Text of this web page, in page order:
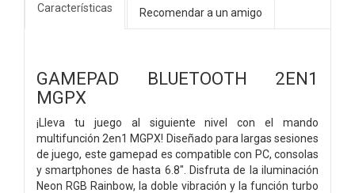
Características Recomendar a un amigo
GAMEPAD BLUETOOTH 2EN1
MGPX
¡Lleva tu juego al siguiente nivel con el mando
multifunción 2en1 MGPX! Diseñado para largas sesiones
de juego, este gamepad es compatible con PC, consolas
y smartphones de hasta 6.8". Disfruta de la iluminación
Neon RGB Rainbow, la doble vibración y la función turbo